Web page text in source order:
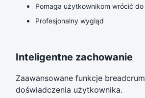
Pomaga użytkownikom wrócić do
Profesjonalny wygląd
Inteligentne zachowanie
Zaawansowane funkcje
doświadczenia użytkownika.